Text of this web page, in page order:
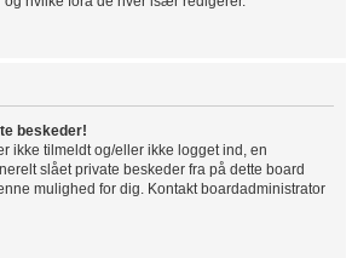
beskeder!
ikke tilmeldt og/eller ikke logget ind, en
slået private beskeder fra på dette board
mulighed for dig. Kontakt boardadministrator